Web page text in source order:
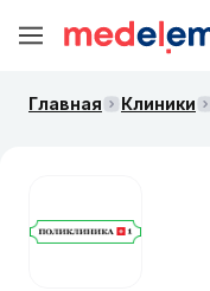
Главная Клиники